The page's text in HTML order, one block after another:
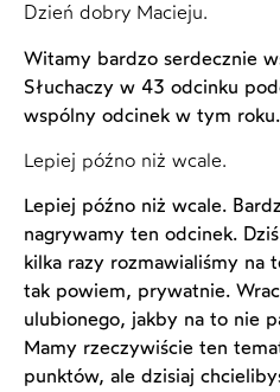
Dzień dobry Macieju.
Witamy bardzo serdecznie
Słuchaczy w 43 odcinku
wspólny odcinek w tym roku.
Lepiej późno niż wcale.
Lepiej późno niż wcale.
nagrywamy ten odcinek.
kilka razy rozmawialiśmy na
tak powiem, prywatnie.
ulubionego, jakby na to nie
Mamy rzeczywiście ten
punktów, ale dzisiaj